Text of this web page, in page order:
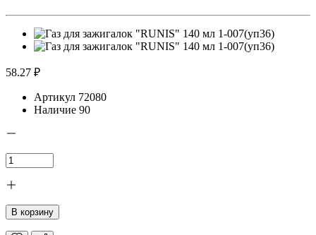
58.27 ₽
Артикул 72080
Наличие 90
В корзину